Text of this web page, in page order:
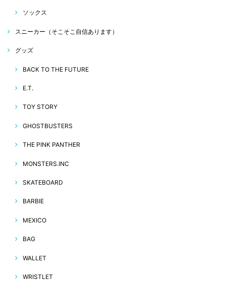
ソックス
スニーカー（そこそこ自信あります）
グッズ
BACK TO THE FUTURE
E.T.
TOY STORY
GHOSTBUSTERS
THE PINK PANTHER
MONSTERS.INC
SKATEBOARD
BARBIE
MEXICO
BAG
WALLET
WRISTLET